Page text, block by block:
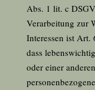
Abs. 1 lit. c
Verarbeitung zur
Interessen ist Art.
dass
oder einer